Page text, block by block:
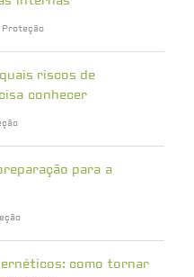
Proteção
riscos de
conhecer
para a
como tornar